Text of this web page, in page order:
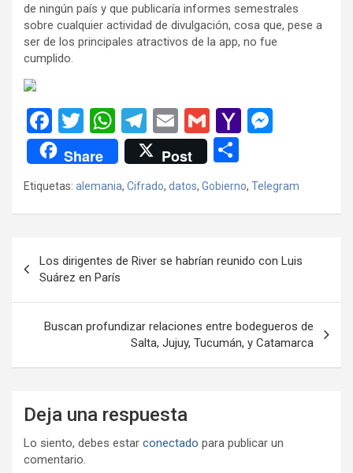
de ningún país y que publicaría informes semestrales
sobre cualquier actividad de divulgación, cosa que, pese a
ser de los principales atractivos de la app, no fue
cumplido.
F
a
ce
b
o
k
T
wi
tt
er
W
h
at
s
A
p
T
el
e
gr
a
E
m
ail
G
m
ail
Y
o
o
ail
n
g
Share Post
o
m
ar
Etiquetas: alemania, Cifrado, datos, Gobierno, Telegram
de
entradas
Los dirigentes de River se habrían reunido con Luis
Suárez en París
Buscan profundizar relaciones entre bodegueros de
Salta, Jujuy, Tucumán, y Catamarca
Deja una respuesta
Lo siento, debes estar conectado para publicar un
comentario.